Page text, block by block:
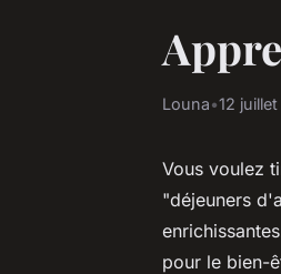
Louna•12
Vous voulez
"déjeuners
pour le bien-